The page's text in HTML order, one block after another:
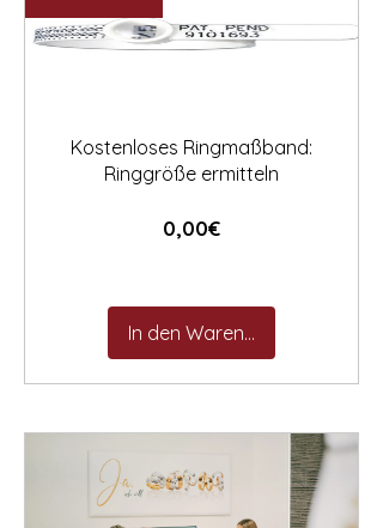
Kostenloses Ringmaßband:
Ringgröße ermitteln
0,00€Preis
In den Warenkorb